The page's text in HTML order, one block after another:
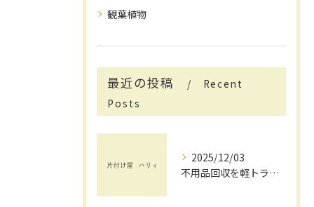
観葉植物
最近の投稿
Recent
Posts
2025/12/03
不用品回収を軽トラックで賢く活用する茨城県で手間と費用を抑えるコツ